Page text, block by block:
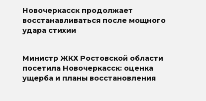
Новочеркасск продолжает
восстанавливаться после мощного
удара стихии
Министр ЖКХ Ростовской области
посетила Новочеркасск: оценка
ущерба и планы восстановления